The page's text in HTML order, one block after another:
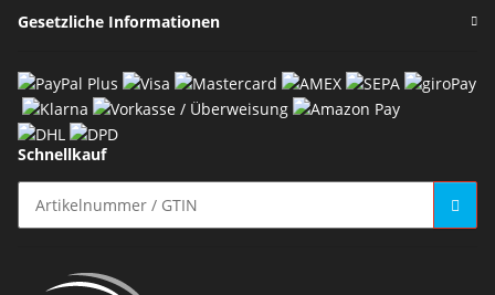
Gesetzliche Informationen
Schnellkauf